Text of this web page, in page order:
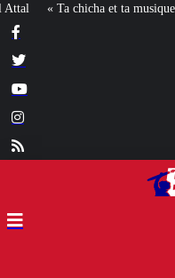
n’en veut pas » : la mairie RN